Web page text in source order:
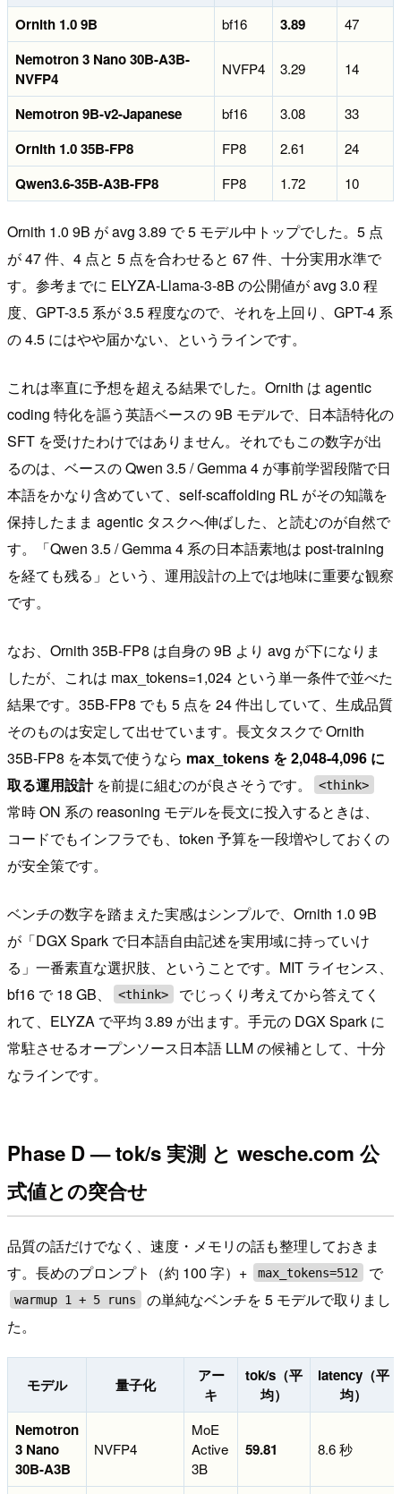
Ornith 1.0 9B
bf16 3.89 47
Nemotron 3 Nano 30B-A3B-
NVFP4
NVFP4 3.29 14
Nemotron 9B-v2-Japanese bf16 3.08 33
Ornith 1.0 35B-FP8 FP8 2.61 24
Qwen3.6-35B-A3B-FP8 FP8 1.72 10
Ornith 1.0 9B が avg 3.89 で 5 モデル中トップでした。5 点
が 47 件、4 点と 5 点を合わせると 67 件、十分実用水準で
す。参考までに ELYZA-Llama-3-8B の公開値が avg 3.0 程
度、GPT-3.5 系が 3.5 程度なので、それを上回り、GPT-4 系
の 4.5 にはやや届かない、というラインです。
これは率直に予想を超える結果でした。Ornith は agentic
coding 特化を謳う英語ベースの 9B モデルで、日本語特化の
SFT を受けたわけではありません。それでもこの数字が出
るのは、ベースの Qwen 3.5 / Gemma 4 が事前学習段階で日
本語をかなり含めていて、self-scaffolding RL がその知識を
保持したまま agentic タスクへ伸ばした、と読むのが自然で
す。「Qwen 3.5 / Gemma 4 系の日本語素地は post-training
を経ても残る」という、運用設計の上では地味に重要な観察
です。
なお、Ornith 35B-FP8 は自身の 9B より avg が下になりま
したが、これは max_tokens=1,024 という単一条件で並べた
結果です。35B-FP8 でも 5 点を 24 件出していて、生成品質
そのものは安定して出せています。長文タスクで Ornith
35B-FP8 を本気で使うなら max_tokens を 2,048-4,096 に
取る運用設計を前提に組むのが良さそうです。 <think>
常時 ON 系の reasoning モデルを長文に投入するときは、
コードでもインフラでも、token 予算を一段増やしておくの
が安全策です。
ベンチの数字を踏まえた実感はシンプルで、Ornith 1.0 9B
が「DGX Spark で日本語自由記述を実用域に持っていけ
る」一番素直な選択肢、ということです。MIT ライセンス、
bf16 で 18 GB、
<think>
でじっくり考えてから答えてく
れて、ELYZA で平均 3.89 が出ます。手元の DGX Spark に
常駐させるオープンソース日本語 LLM の候補として、十分
なラインです。
Phase D — tok/s 実測 と wesche.com 公
式値との突合せ
品質の話だけでなく、速度・メモリの話も整理しておきま
す。長めのプロンプト（約 100 字）+
max_tokens=512 で
warmup 1 + 5 runs
の単純なベンチを 5 モデルで取りまし
た。
モデル 量子化
アー
キ
tok/s（平
均）
latency（平
均）
Nemotron
3 Nano
30B-A3B
NVFP4
MoE
Active
3B
59.81 8.6 秒